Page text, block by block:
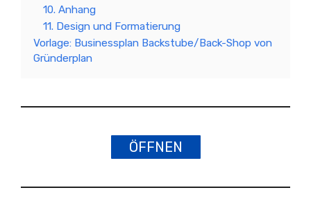
10. Anhang
11. Design und Formatierung
Vorlage: Businessplan Backstube/Back-Shop von
Gründerplan
ÖFFNEN